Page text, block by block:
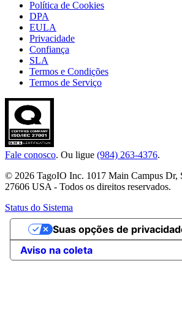
Política de Cookies
DPA
EULA
Privacidade
Confiança
SLA
Termos e Condições
Termos de Serviço
Fale conosco. Ou ligue (984) 263-4376.
© 2026 TagoIO Inc. 1017 Main Campus Dr,
27606 USA - Todos os direitos reservados.
Status do Sistema
Aviso na coleta
Suas opções de